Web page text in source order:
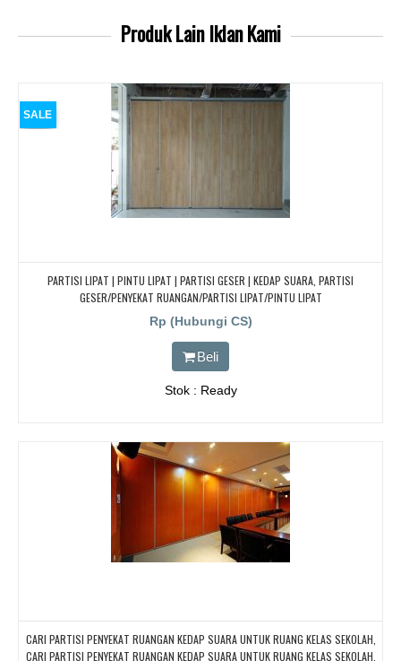
Produk LainIklan Kami
SALE
PARTISI LIPAT | PINTU LIPAT | PARTISI GESER | KEDAP SUARA, PARTISI
GESER/PENYEKAT RUANGAN/PARTISI LIPAT/PINTU LIPAT
Rp (Hubungi CS)
Beli
Stok : Ready
CARI PARTISI PENYEKAT RUANGAN KEDAP SUARA UNTUK RUANG KELAS SEKOLAH,
CARI PARTISI PENYEKAT RUANGAN KEDAP SUARA UNTUK RUANG KELAS SEKOLAH,